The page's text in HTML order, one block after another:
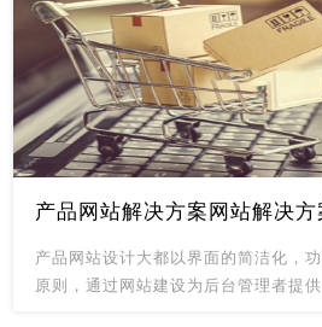
产品网站解决方案网站解决方
产品网站设计大都以界面的简洁化，
原则，通过网站建设为后台管理者提